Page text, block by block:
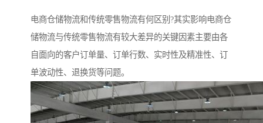
电商仓储物流和传统零售物流有何区别?其实影响电商仓
储物流与传统零售物流有较大差异的关键因素主要由各
自面向的客户订单量、订单行数、实时性及精准性、订
单波动性、退换货等问题。